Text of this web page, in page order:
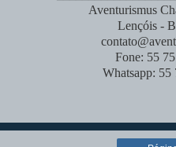
Aventurismus
Lençóis -
Fone: 55
Whatsapp: 55